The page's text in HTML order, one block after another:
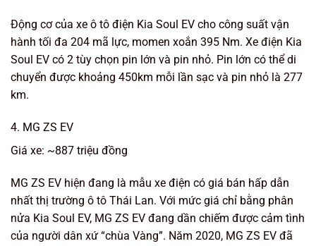
Động cơ của xe ô tô điện Kia Soul EV cho công suất vận
hành tối đa 204 mã lực, momen xoắn 395 Nm. Xe điện Kia
Soul EV có 2 tùy chọn pin lớn và pin nhỏ. Pin lớn có thể di
chuyển được khoảng 450km mỗi lần sạc và pin nhỏ là 277
km.
4. MG ZS EV
Giá xe: ~887 triệu đồng
MG ZS EV hiện đang là mẫu xe điện có giá bán hấp dẫn
nhất thị trường ô tô Thái Lan. Với mức giá chỉ bằng phân
nửa Kia Soul EV, MG ZS EV đang dần chiếm được cảm tình
của người dân xứ “chùa Vàng”. Năm 2020, MG ZS EV đã